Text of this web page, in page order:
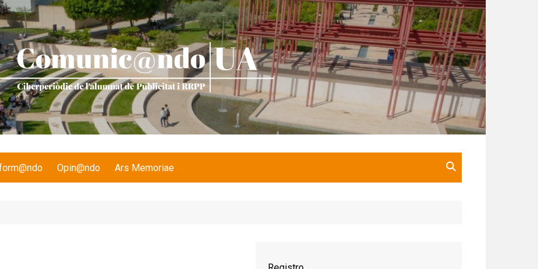
Opin@ndo Ars Memoriae